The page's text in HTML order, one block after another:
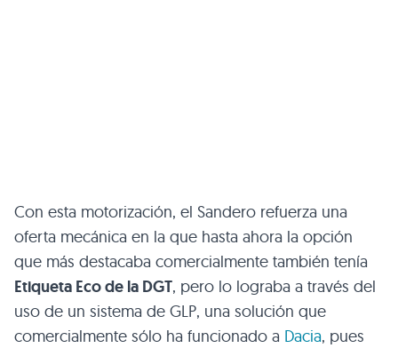
Con esta motorización, el Sandero refuerza una
oferta mecánica en la que hasta ahora la opción
que más destacaba comercialmente también tenía
Etiqueta Eco de la DGT, pero lo lograba a través del
uso de un sistema de GLP, una solución que
comercialmente sólo ha funcionado a Dacia, pues